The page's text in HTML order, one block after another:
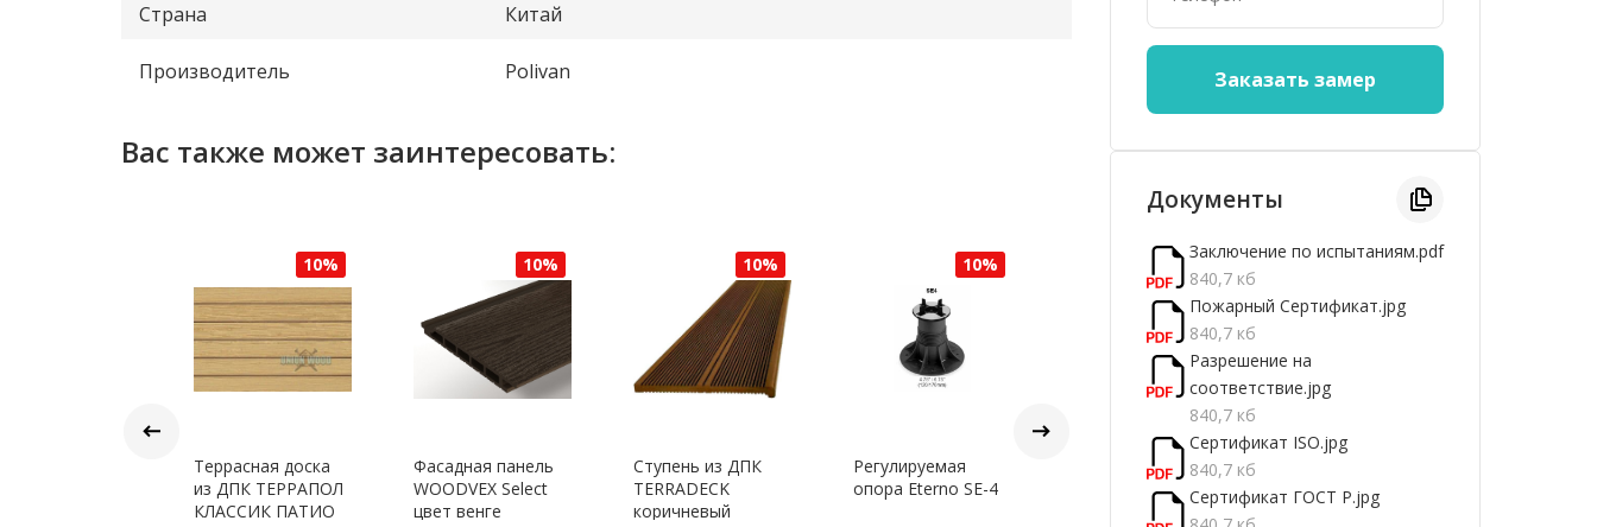
Страна Китай
Производитель Polivan
Вас также может заинтересовать:
10%
Террасная доска
из ДПК ТЕРРАПОЛ
КЛАССИК ПАТИО
10%
Фасадная панель
WOODVEX Select
цвет венге
10%
Ступень из ДПК
TERRADECK
коричневый
10%
Регулируемая
опора Eterno SE-4
10%
Ограждение из
ДПК NauticPrime
10%
термососны
подконструкция
Документы
Заключение по испытаниям.pdf
840,7 кб
Пожарный Сертификат.jpg
840,7 кб
Разрешение на
соответствие.jpg
840,7 кб
Сертификат ISO.jpg
840,7 кб
Сертификат ГОСТ Р.jpg